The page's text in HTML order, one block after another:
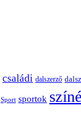
családi dalszerző
Sport sportok